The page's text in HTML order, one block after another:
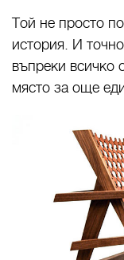
Той не просто
история. И
въпреки всичко
място за още